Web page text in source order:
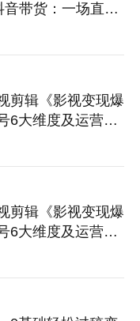
带货：一场直播
剪辑《影视变现爆
6大维度及运营，
剪辑《影视变现爆
6大维度及运营，